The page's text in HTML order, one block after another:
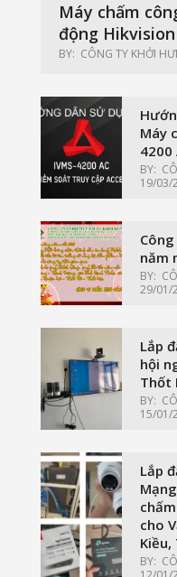
Máy chấm
động Hikvision
BY: CÔNG TY KHỞI
Máy
4200
BY:
19/03/
năm
BY:
29/01/
Lắp
hội
Thốt
BY:
15/01/
Lắp
cho
Kiều,
BY: